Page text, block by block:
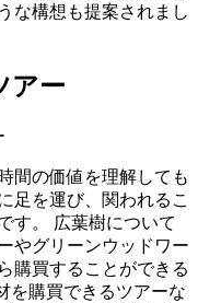
な構想も提案されまし
アー
間の価値を理解しても
足を運び、関われるこ
す。 広葉樹について
やグリーンウッドワー
購買することができる
を購買できるツアーな